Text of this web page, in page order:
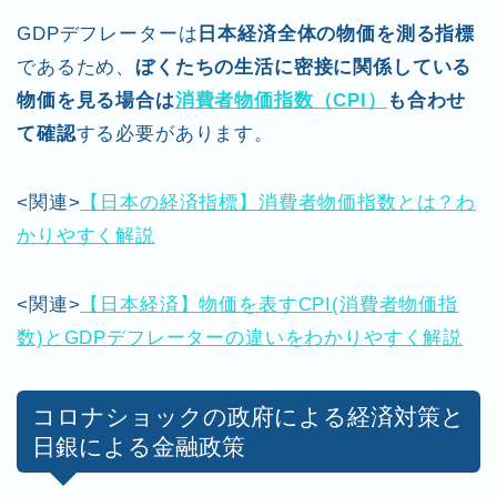
GDPデフレーターは 日本経済全体の物価を測る指標
であるため、ぼくたちの生活に密接に関係している
物価を見る場合は消費者物価指数（CPI）
も合わせ
て確認する必要があります。
<関連> 【日本の経済指標】消費者物価指数とは？わ
かりやすく解説
<関連> 【日本経済】物価を表すCPI(消費者物価指
数)とGDPデフレーターの違いをわかりやすく解説
コロナショックの政府による経済対策と
日銀による金融政策